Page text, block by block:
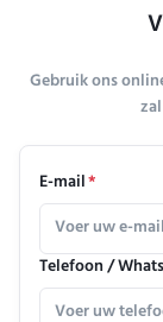
Gebruik ons
E-mail*
Telefoon /